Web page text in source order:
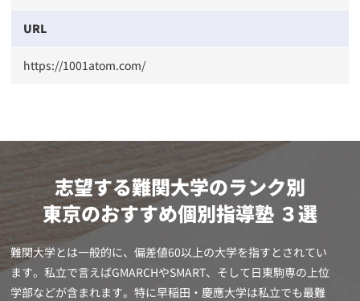
URL
https://1001atom.com/
志望する難関大学のランク別
東京のおすすめ個別指導塾 ３選
難関大学とは一般的に、偏差値60以上の大学を指すとされてい
ます。私立で言えばGMARCHやSMART、そして日東駒専の上位
学部などが含まれます。特に早稲田・慶應大学は私立でも最難